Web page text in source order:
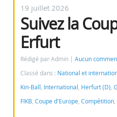
19 juillet 2026
Suivez la
Erfurt
Rédigé par Admin
Aucun
Classé dans : National et
Kin-Ball , International , Herfurt (D),
FIKB, Coupe d'Europe, Compétition,